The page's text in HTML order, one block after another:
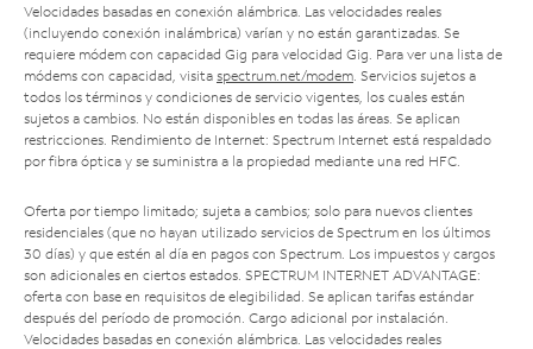
Velocidades basadas en conexión alámbrica. Las velocidades reales
(incluyendo conexión inalámbrica) varían y no están garantizadas. Se
requiere módem con capacidad Gig para velocidad Gig. Para ver una lista de
módems con capacidad, visita spectrum.net/modem . Servicios sujetos a
todos los términos y condiciones de servicio vigentes, los cuales están
sujetos a cambios. No están disponibles en todas las áreas. Se aplican
restricciones. Rendimiento de Internet: Spectrum Internet está respaldado
por fibra óptica y se suministra a la propiedad mediante una red HFC.
Oferta por tiempo limitado; sujeta a cambios; solo para nuevos clientes
residenciales (que no hayan utilizado servicios de Spectrum en los últimos
30 días) y que estén al día en pagos con Spectrum. Los impuestos y cargos
son adicionales en ciertos estados. SPECTRUM INTERNET ADVANTAGE:
oferta con base en requisitos de elegibilidad. Se aplican tarifas estándar
después del período de promoción. Cargo adicional por instalación.
Velocidades basadas en conexión alámbrica. Las velocidades reales